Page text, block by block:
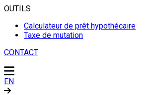
OUTILS
Calculateur de prêt hypothécaire
Taxe de mutation
CONTACT
EN